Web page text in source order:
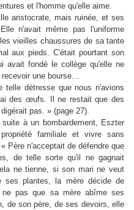
et l'homme qu'elle aime.
aristocrate, mais ruinée, et ses
n'avait même pas l'uniforme
vieilles chaussures de sa tante
aux pieds. C'était pourtant son
avait fondé le collège qu'elle ne
une bourse...
telle détresse que nous n'avions
des œufs. Il ne restait que des
pas. » (page 27).
à un bombardement, Eszter
familiale et vivre sans
Père n'acceptait de défendre que
de telle sorte qu'il ne gagnait
ne tienne, si son mari ne veut
ses plantes, la mère décide de
pas que sa mère abîme ses
de son père, de ses devoirs, elle